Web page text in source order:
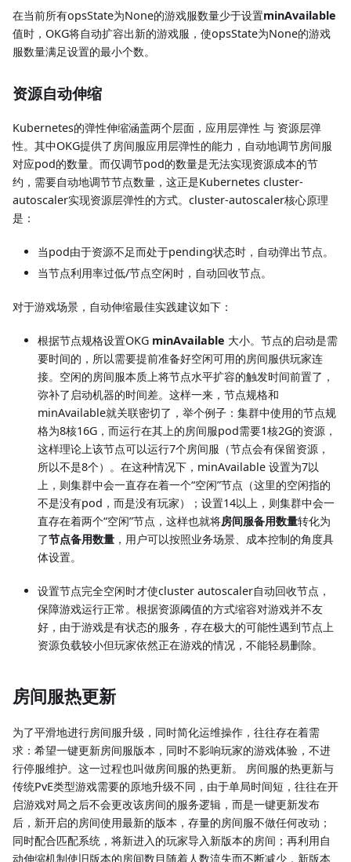
在当前所有opsState为None的游戏服数量少于设置minAvailable
值时，OKG将自动扩容出新的游戏服，使opsState为None的游戏
服数量满足设置的最小个数。
资源自动伸缩
Kubernetes的弹性伸缩涵盖两个层面，应用层弹性 与 资源层弹
性。其中OKG提供了房间服应用层弹性的能力，自动地调节房间服
对应pod的数量。而仅调节pod的数量是无法实现资源成本的节
约，需要自动地调节节点数量，这正是Kubernetes cluster-
autoscaler实现资源层弹性的方式。cluster-autoscaler核心原理
是：
当pod由于资源不足而处于pending状态时，自动弹出节点。
当节点利用率过低/节点空闲时，自动回收节点。
对于游戏场景，自动伸缩最佳实践建议如下：
根据节点规格设置OKG minAvailable 大小。节点的启动是需
要时间的，所以需要提前准备好空闲可用的房间服供玩家连
接。空闲的房间服本质上将节点水平扩容的触发时间前置了，
弥补了启动机器的时间差。这样一来，节点规格和
minAvailable就关联密切了，举个例子：集群中使用的节点规
格为8核16G，而运行在其上的房间服pod需要1核2G的资源，
这样理论上该节点可以运行7个房间服（节点会有保留资源，
所以不是8个）。在这种情况下，minAvailable 设置为7以
上，则集群中会一直存在着一个“空闲”节点（这里的空闲指的
不是没有pod，而是没有玩家）；设置14以上，则集群中会一
直存在着两个“空闲”节点，这样也就将房间服备用数量转化为
了节点备用数量 ，用户可以按照业务场景、成本控制的角度具
体设置。
设置节点完全空闲时才使cluster autoscaler自动回收节点，
保障游戏运行正常。根据资源阈值的方式缩容对游戏并不友
好，由于游戏是有状态的服务，存在极大的可能性遇到节点上
资源负载较小但玩家依然正在游戏的情况，不能轻易删除。
房间服热更新
为了平滑地进行房间服升级，同时简化运维操作，往往存在着需
求：希望一键更新房间服版本，同时不影响玩家的游戏体验，不进
行停服维护。这一过程也叫做房间服的热更新。 房间服的热更新与
传统PvE类型游戏需要的原地升级不同，由于单局时间短，往往在开
启游戏对局之后不会更改该房间的服务逻辑，而是一键更新发布
后，新开启的房间使用最新的版本，存量的房间服不做任何改动；
同时配合匹配系统，将新进入的玩家导入新版本的房间；再利用自
动伸缩机制使旧版本的房间数目随着人数流失而不断减少，新版本